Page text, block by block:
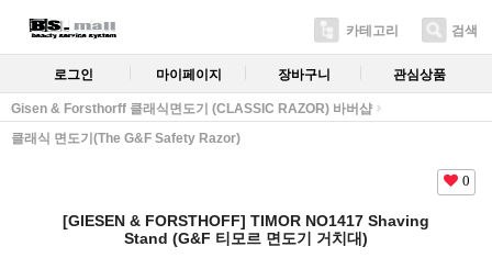
카테고리 검색
로그인 마이페이지 장바구니 관심상품
Gisen & Forsthorff 클래식면도기 (CLASSIC RAZOR) 바버샵
클래식 면도기(The G&F Safety Razor)
0
[GIESEN & FORSTHOFF] TIMOR NO1417 Shaving
Stand (G&F 티모르 면도기 거치대)